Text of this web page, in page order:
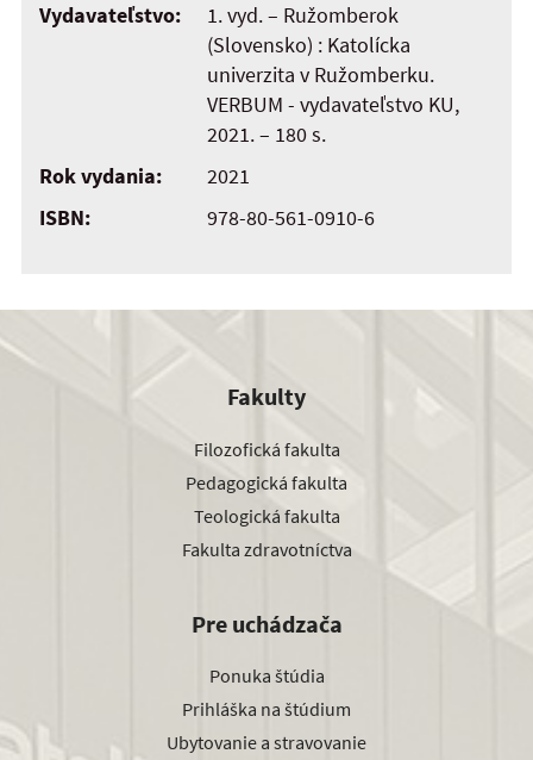
Vydavateľstvo:
1. vyd. – Ružomberok
(Slovensko) : Katolícka
univerzita v Ružomberku.
VERBUM - vydavateľstvo KU,
2021. – 180 s.
Rok vydania:
2021
ISBN:
978-80-561-0910-6
Fakulty
Filozofická fakulta
Pedagogická fakulta
Teologická fakulta
Fakulta zdravotníctva
Pre uchádzača
Ponuka štúdia
Prihláška na štúdium
Ubytovanie a stravovanie